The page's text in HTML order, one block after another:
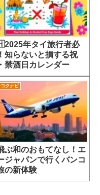
年タイ旅行者必
知らないと損する祝
禁酒日カレンダー
クナビ
ぶ和のおもてなし！エ
ジャパンで行くバンコ
の新体験